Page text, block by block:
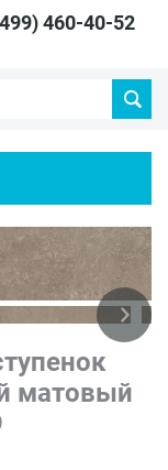
460-40-52
матовый